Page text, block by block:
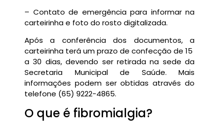
– Contato de emergência para informar na
carteirinha e foto do rosto digitalizada.
Após a conferência dos documentos, a
carteirinha terá um prazo de confecção de 15
a 30 dias, devendo ser retirada na sede da
Secretaria Municipal de Saúde. Mais
informações podem ser obtidas através do
telefone (65) 9222-4865.
O que é fibromialgia?